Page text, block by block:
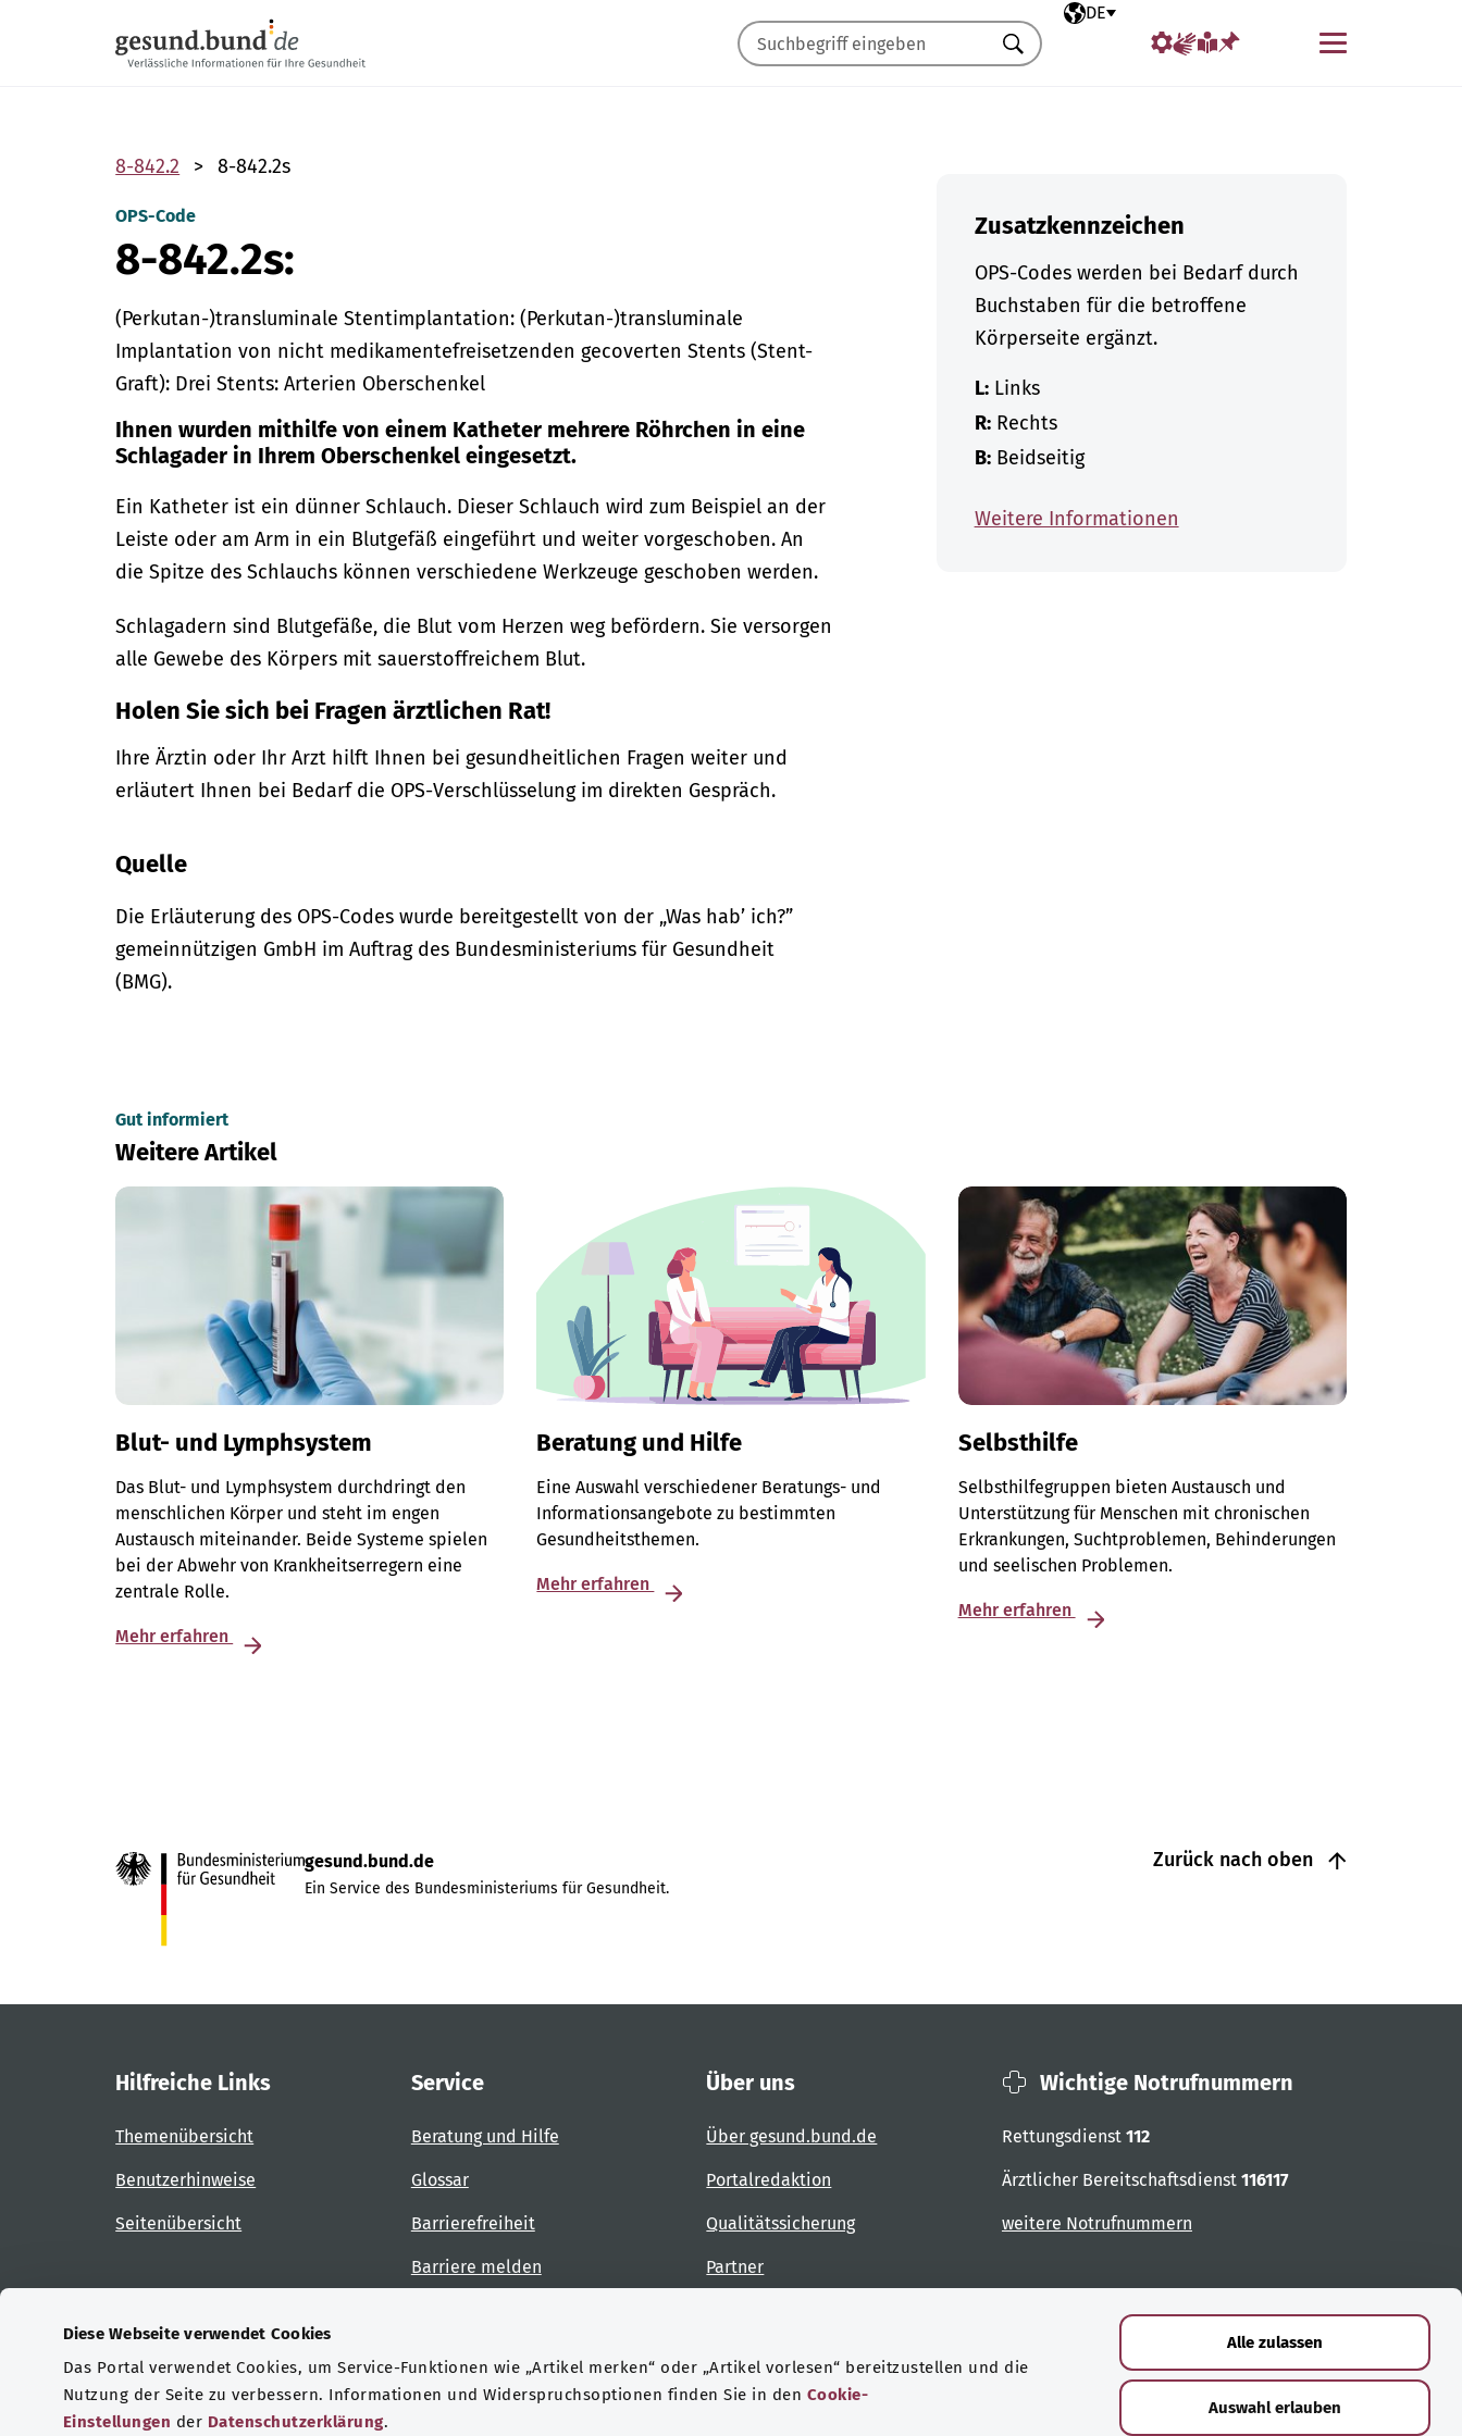
Diese Webseite verwendet Cookies
Das Portal verwendet Cookies, um Service-Funktionen wie „Artikel merken“ oder „Artikel vorlesen“ bereitzustellen und die
Nutzung der Seite zu verbessern. Informationen und Widerspruchsoptionen finden Sie in den Cookie-
Einstellungen der Datenschutzerklärung.
Alle zulassen
Auswahl erlauben
Ausgewählte Sprache
DE
Menü
Suchen
8-842.2 8-842.2s
OPS-Code
8-842.2s:
(Perkutan-)transluminale Stentimplantation: (Perkutan-)transluminale
Implantation von nicht medikamentefreisetzenden gecoverten Stents (Stent-
Graft): Drei Stents: Arterien Oberschenkel
Ihnen wurden mithilfe von einem Katheter mehrere Röhrchen in eine
Schlagader in Ihrem Oberschenkel eingesetzt.
Ein Katheter ist ein dünner Schlauch. Dieser Schlauch wird zum Beispiel an der
Leiste oder am Arm in ein Blutgefäß eingeführt und weiter vorgeschoben. An
die Spitze des Schlauchs können verschiedene Werkzeuge geschoben werden.
Schlagadern sind Blutgefäße, die Blut vom Herzen weg befördern. Sie versorgen
alle Gewebe des Körpers mit sauerstoffreichem Blut.
Holen Sie sich bei Fragen ärztlichen Rat!
Ihre Ärztin oder Ihr Arzt hilft Ihnen bei gesundheitlichen Fragen weiter und
erläutert Ihnen bei Bedarf die OPS-Verschlüsselung im direkten Gespräch.
Quelle
Die Erläuterung des OPS-Codes wurde bereitgestellt von der „Was hab’ ich?”
gemeinnützigen GmbH im Auftrag des Bundesministeriums für Gesundheit
(BMG).
Zusatzkennzeichen
OPS-Codes werden bei Bedarf durch
Buchstaben für die betroffene
Körperseite ergänzt.
L:Links
R:Rechts
B:Beidseitig
Weitere Informationen
Gut informiert
Weitere Artikel
Blut- und Lymphsystem
Das Blut- und Lymphsystem durchdringt den
menschlichen Körper und steht im engen
Austausch miteinander. Beide Systeme spielen
bei der Abwehr von Krankheitserregern eine
zentrale Rolle.
Mehr erfahren
Beratung und Hilfe
Eine Auswahl verschiedener Beratungs- und
Informationsangebote zu bestimmten
Gesundheitsthemen.
Mehr erfahren
Selbsthilfe
Selbsthilfegruppen bieten Austausch und
Unterstützung für Menschen mit chronischen
Erkrankungen, Suchtproblemen, Behinderungen
und seelischen Problemen.
Mehr erfahren
Zurück nach oben
gesund.bund.de
Ein Service des Bundesministeriums für Gesundheit.
Hilfreiche Links
Themenübersicht
Benutzerhinweise
Seitenübersicht
Service
Beratung und Hilfe
Glossar
Barrierefreiheit
Barriere melden
Über uns
Über gesund.bund.de
Portalredaktion
Qualitätssicherung
Partner
Wichtige Notrufnummern
Rettungsdienst 112
Ärztlicher Bereitschaftsdienst 116117
weitere Notrufnummern
Zertifizierungen